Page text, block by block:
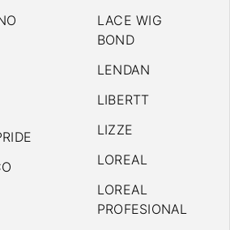
LACE WIG
BOND
LENDAN
LIBERTT
LIZZE
LOREAL
LOREAL
PROFESIONAL